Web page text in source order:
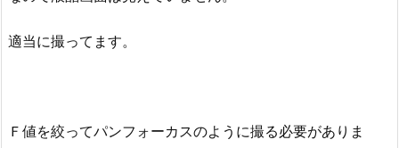
適当に撮ってます。
Ｆ値を絞ってパンフォーカスのように撮る必要がありま